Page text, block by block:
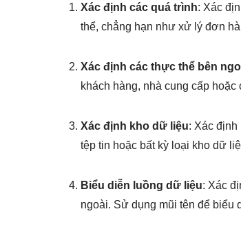
Xác định các quá trình: Xác
thể, chẳng hạn như xử lý đơn
Xác định các thực thể bên
khách hàng, nhà cung cấp hoặc
Xác định kho dữ liệu: Xác
tệp tin hoặc bất kỳ loại kho dữ
Biểu diễn luồng dữ liệu: Xác
ngoài. Sử dụng mũi tên để biểu